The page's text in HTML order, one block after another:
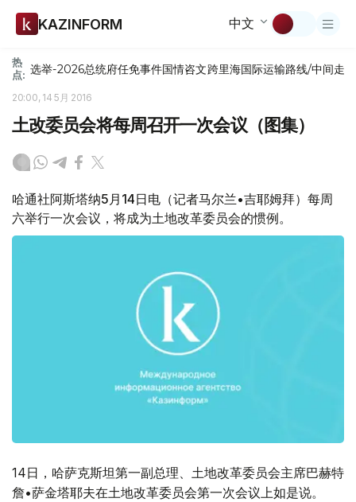
KAZINFORM 中文
热
点: 选举-2026总统府任免事件国情咨文跨里海国际运输路线/中间走廊
20:00, 14 5月 2016
土改委员会将每周召开一次会议（图集）
哈通社阿斯塔纳5月14日电（记者马尔兰•吉耶姆拜）每周
六举行一次会议，将成为土地改革委员会的惯例。
14日，哈萨克斯坦第一副总理、土地改革委员会主席巴赫特
詹•萨金塔耶夫在土地改革委员会第一次会议上如是说。